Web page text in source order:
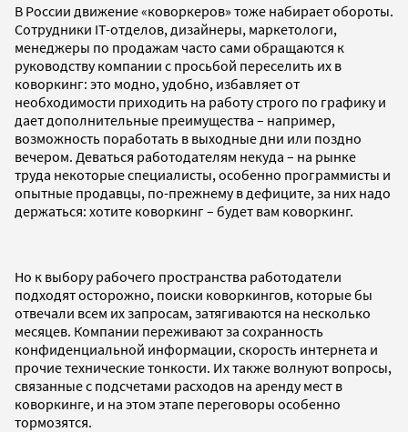
В России движение «коворкеров» тоже набирает обороты.
Сотрудники IT-отделов, дизайнеры, маркетологи,
менеджеры по продажам часто сами обращаются к
руководству компании с просьбой переселить их в
коворкинг: это модно, удобно, избавляет от
необходимости приходить на работу строго по графику и
дает дополнительные преимущества – например,
возможность поработать в выходные дни или поздно
вечером. Деваться работодателям некуда – на рынке
труда некоторые специалисты, особенно программисты и
опытные продавцы, по-прежнему в дефиците, за них надо
держаться: хотите коворкинг – будет вам коворкинг.
Но к выбору рабочего пространства работодатели
подходят осторожно, поиски коворкингов, которые бы
отвечали всем их запросам, затягиваются на несколько
месяцев. Компании переживают за сохранность
конфиденциальной информации, скорость интернета и
прочие технические тонкости. Их также волнуют вопросы,
связанные с подсчетами расходов на аренду мест в
коворкинге, и на этом этапе переговоры особенно
тормозятся.